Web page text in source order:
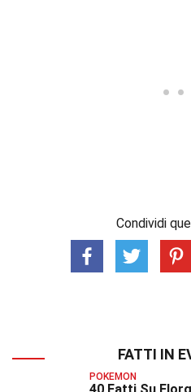
Condividi
FATTI IN
POKEMON